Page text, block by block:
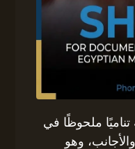
ملحوظًا في
وهو